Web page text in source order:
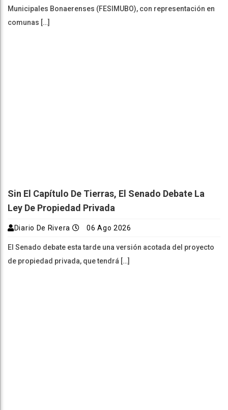
Municipales Bonaerenses (FESIMUBO), con representación en
comunas […]
Sin El Capítulo De Tierras, El Senado Debate La
Ley De Propiedad Privada
Diario De Rivera 06 Ago 2026
El Senado debate esta tarde una versión acotada del proyecto
de propiedad privada, que tendrá […]